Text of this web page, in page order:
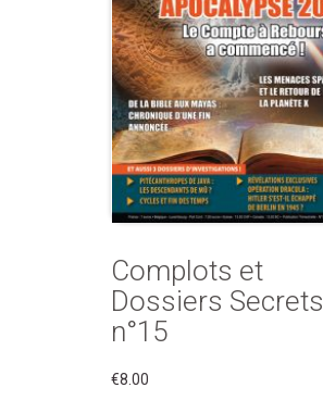
Complots et
Dossiers Secrets
n°15
€8.00